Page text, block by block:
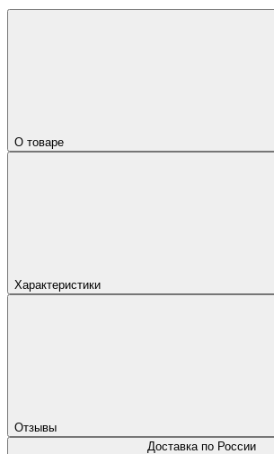
О товаре
Характеристики
Отзывы
Доставка по России